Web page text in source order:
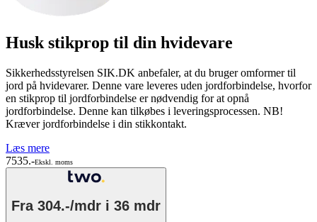
Husk stikprop til din hvidevare
Sikkerhedsstyrelsen SIK.DK anbefaler, at du bruger omformer til
jord på hvidevarer. Denne vare leveres uden jordforbindelse, hvorfor
en stikprop til jordforbindelse er nødvendig for at opnå
jordforbindelse. Denne kan tilkøbes i leveringsprocessen. NB!
Kræver jordforbindelse i din stikkontakt.
Læs mere
7535.-Ekskl. moms
Fra 304.-/mdr i 36 mdr